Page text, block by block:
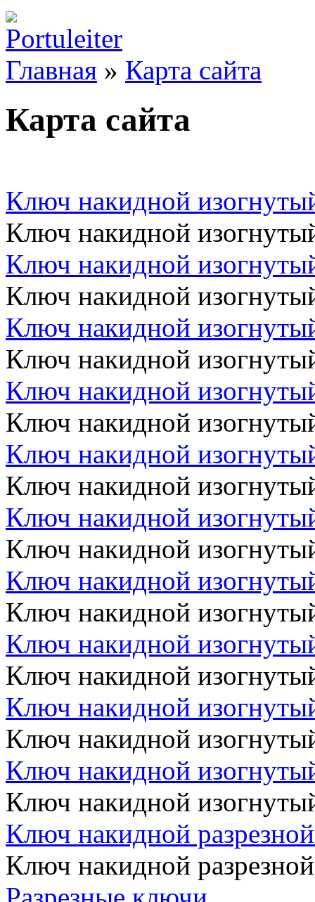
Главная » Карта сайта
Карта сайта
Ключ накидной
Ключ накидной
Ключ накидной
Ключ накидной
Ключ накидной
Ключ накидной
Ключ накидной
Ключ накидной
Ключ накидной
Ключ накидной
Ключ накидной
Ключ накидной
Ключ накидной
Ключ накидной
Ключ накидной
Ключ накидной
Ключ накидной
Ключ накидной
Ключ накидной
Ключ накидной
Ключ накидной
Ключ накидной